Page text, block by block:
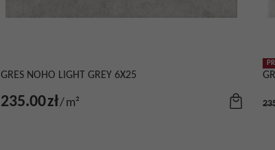
GRES NOHO LIGHT GREY 6X25
235.00zł/m²